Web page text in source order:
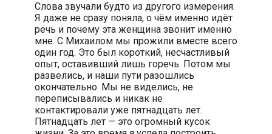
Слова звучали будто из другого измерения.
Я даже не сразу поняла, о чём именно идёт
речь и почему эта женщина звонит именно
мне. С Михаилом мы прожили вместе всего
один год. Это был короткий, несчастливый
опыт, оставивший лишь горечь. Потом мы
развелись, и наши пути разошлись
окончательно. Мы не виделись, не
переписывались и никак не
контактировали уже пятнадцать лет.
Пятнадцать лет — это огромный кусок